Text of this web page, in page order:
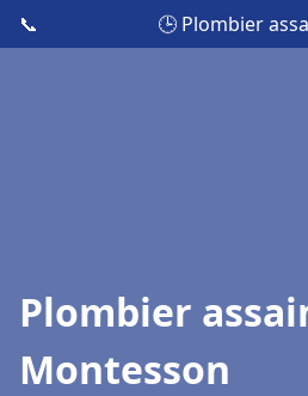
📞 🕒 Plombier
Plombier
Montesson